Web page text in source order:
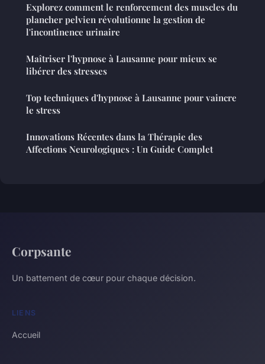
Explorez comment le renforcement des muscles du
plancher pelvien révolutionne la gestion de
l'incontinence urinaire
Maîtriser l'hypnose à Lausanne pour mieux se
libérer des stresses
Top techniques d'hypnose à Lausanne pour vaincre
le stress
Innovations Récentes dans la Thérapie des
Affections Neurologiques : Un Guide Complet
Corpsante
Un battement de cœur pour chaque décision.
LIENS
Accueil